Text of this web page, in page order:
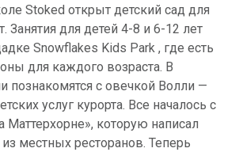
Stoked открыт детский сад для
Занятия для детей 4-8 и 6-12 лет
Snowflakes Kids Park , где есть
для каждого возраста. В
познакомятся с овечкой Волли —
услуг курорта. Все началось с
Маттерхорне», которую написал
местных ресторанов. Теперь